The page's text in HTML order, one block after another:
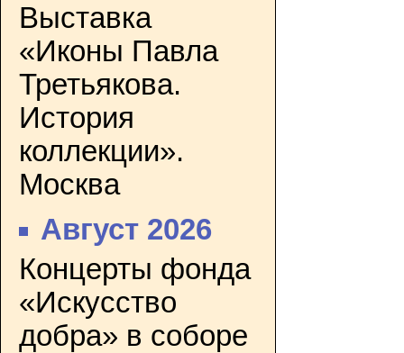
Выставка
«Иконы Павла
Третьякова.
История
коллекции».
Москва
Август 2026
Концерты фонда
«Искусство
добра» в соборе